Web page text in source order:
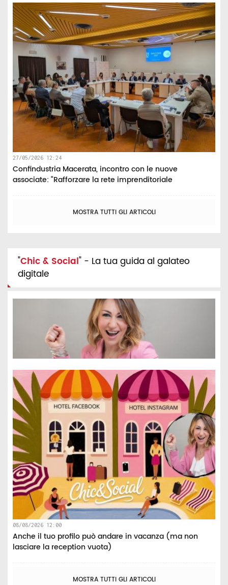
27/05/2026 12:24
Confindustria Macerata, incontro con le nuove
associate: “Rafforzare la rete imprenditoriale
MOSTRA TUTTI GLI ARTICOLI
"Chic & Social" - La tua guida al galateo
digitale
08/08/2026 12:00
Anche il tuo profilo può andare in vacanza (ma non
lasciare la reception vuota)
MOSTRA TUTTI GLI ARTICOLI